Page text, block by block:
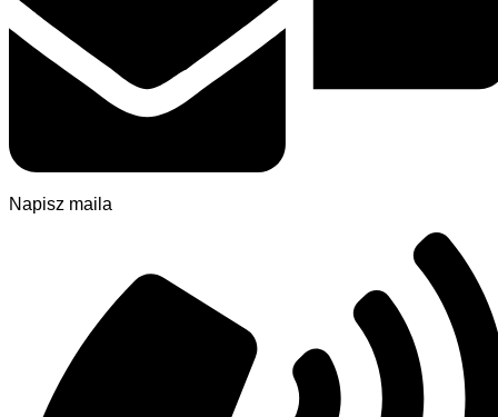
Napisz maila